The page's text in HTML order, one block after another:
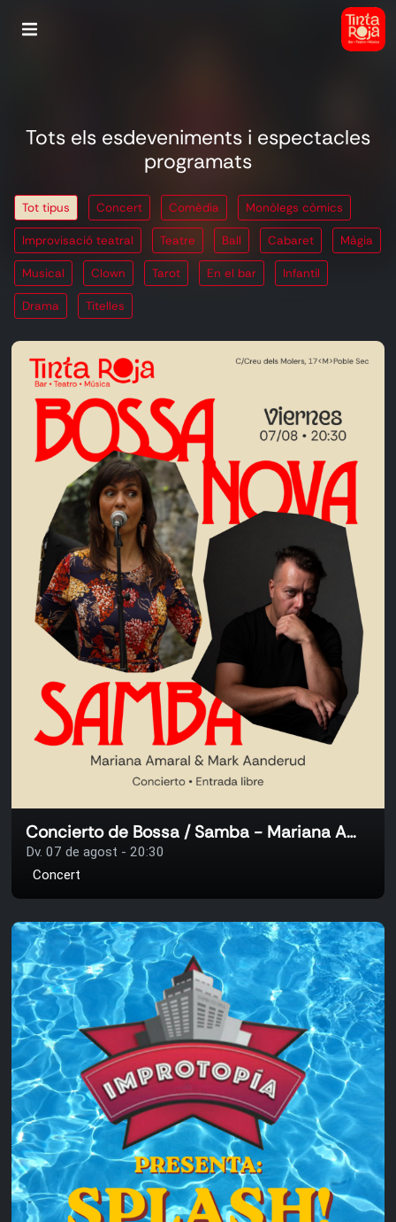
Tots els esdeveniments i espectacles
programats
Tot tipus Concert Comèdia Monòlegs còmics
Improvisació teatral Teatre Ball Cabaret Màgia
Musical Clown Tarot En el bar Infantil
Drama Titelles
Concierto de Bossa / Samba - Mariana Amaral & Mark Aanderud
Dv. 07 de agost - 20:30
Concert